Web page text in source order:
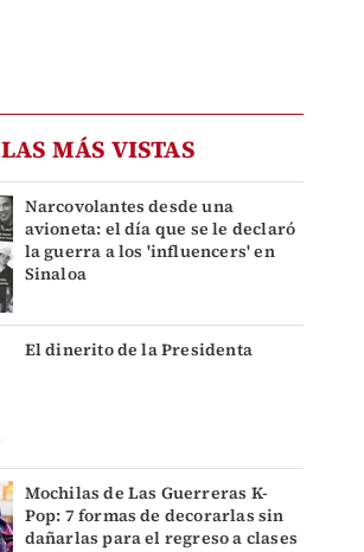
LAS MÁS VISTAS
Narcovolantes desde una
avioneta: el día que se le declaró
la guerra a los 'influencers' en
Sinaloa
El dinerito de la Presidenta
Mochilas de Las Guerreras K-
Pop: 7 formas de decorarlas sin
dañarlas para el regreso a clases